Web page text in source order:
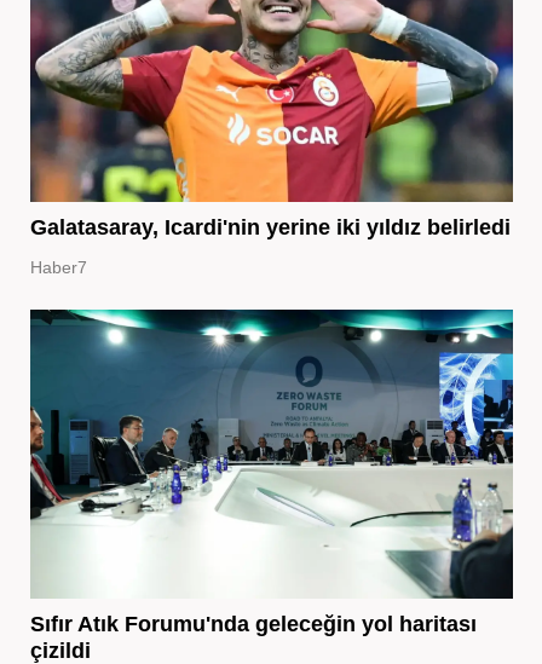
Galatasaray, Icardi'nin yerine iki yıldız belirledi
Haber7
Sıfır Atık Forumu'nda geleceğin yol haritası
çizildi